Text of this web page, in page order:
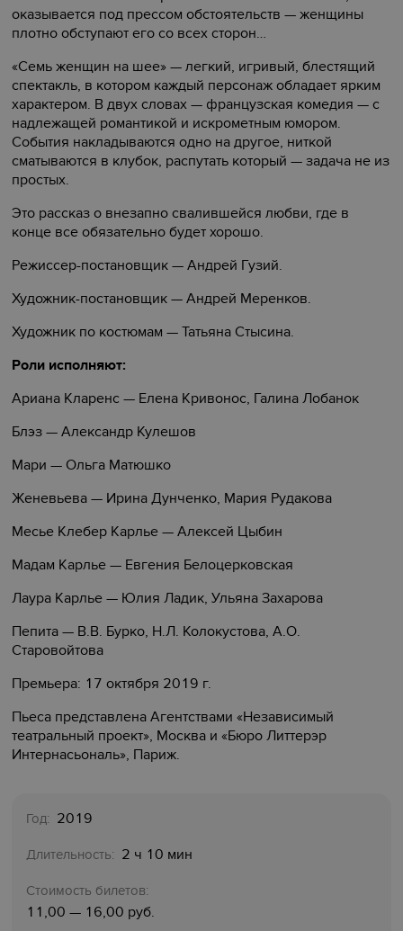
оказывается под прессом обстоятельств — женщины
плотно обступают его со всех сторон…
«Семь женщин на шее» — легкий, игривый, блестящий
спектакль, в котором каждый персонаж обладает ярким
характером. В двух словах — французская комедия — с
надлежащей романтикой и искрометным юмором.
События накладываются одно на другое, ниткой
сматываются в клубок, распутать который — задача не из
простых.
Это рассказ о внезапно свалившейся любви, где в
конце все обязательно будет хорошо.
Режиссер-постановщик — Андрей Гузий.
Художник-постановщик — Андрей Меренков.
Художник по костюмам — Татьяна Стысина.
Роли исполняют:
Ариана Кларенс — Елена Кривонос, Галина Лобанок
Блэз — Александр Кулешов
Мари — Ольга Матюшко
Женевьева — Ирина Дунченко, Мария Рудакова
Месье Клебер Карлье — Алексей Цыбин
Мадам Карлье — Евгения Белоцерковская
Лаура Карлье — Юлия Ладик, Ульяна Захарова
Пепита — В.В. Бурко, Н.Л. Колокустова, А.О.
Старовойтова
Премьера: 17 октября 2019 г.
Пьеса представлена Агентствами «Независимый
театральный проект», Москва и «Бюро Литтерэр
Интернасьональ», Париж.
Год: 2019
Длительность: 2 ч 10 мин
Стоимость билетов:
11,00 — 16,00 руб.